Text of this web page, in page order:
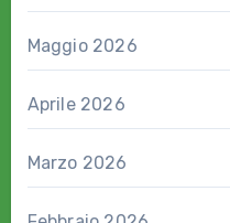
Maggio 2026
Aprile 2026
Marzo 2026